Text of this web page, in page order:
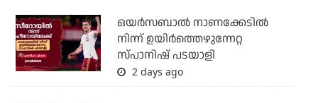
ഒയര്‍സബാൽ നാണക്കേടിൽ
നിന്ന് ഉയിർത്തെഴുന്നേറ്റ
സ്പാനിഷ് പടയാളി
2 days ago